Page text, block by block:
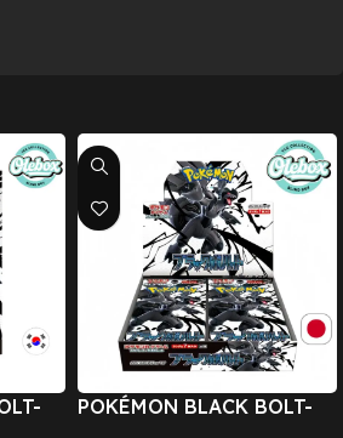
POKÉMON BLACK BOLT-